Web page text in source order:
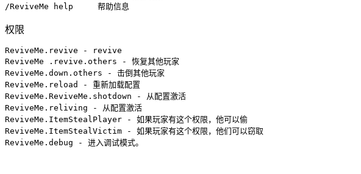
/ReviveMe help     帮助信息
权限
ReviveMe.revive - revive
ReviveMe .revive.others - 恢复其他玩家
ReviveMe.down.others - 击倒其他玩家
ReviveMe.reload - 重新加载配置
ReviveMe.ReviveMe.shotdown - 从配置激活
ReviveMe.reliving - 从配置激活
ReviveMe.ItemStealPlayer - 如果玩家有这个权限，他可以偷
ReviveMe.ItemStealVictim - 如果玩家有这个权限，他们可以窃取
ReviveMe.debug - 进入调试模式。